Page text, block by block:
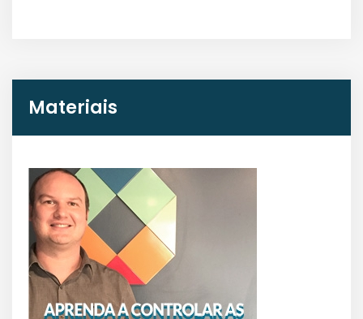
Materiais